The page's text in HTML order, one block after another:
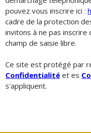
pouvez vous inscrire ici :
cadre de la protection
invitons à ne pas inscrire
champ de saisie libre.
Ce site est protégé par
Confidentialité et es
s'appliquent.